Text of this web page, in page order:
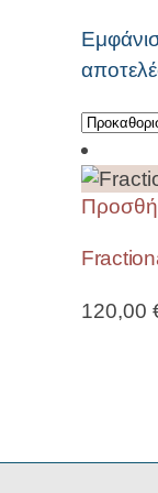
120,00